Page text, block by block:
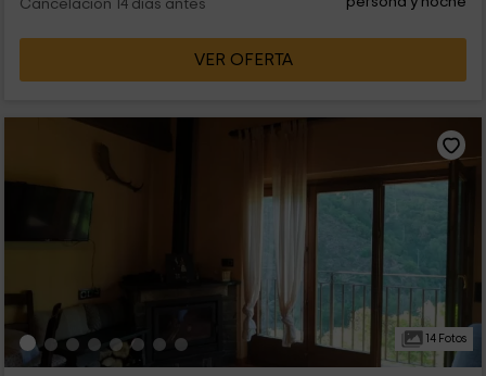
Cancelación 14 días antes
VER OFERTA
14 Fotos